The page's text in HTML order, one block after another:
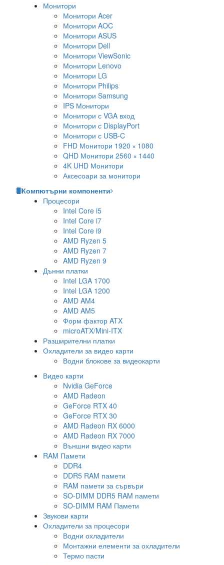
Монитори
Монитори Acer
Монитори AOC
Монитори ASUS
Монитори Dell
Монитори ViewSonic
Монитори Lenovo
Монитори LG
Монитори Philips
Монитори Samsung
IPS Монитори
Монитори с VGA вход
Монитори с DisplayPort
Монитори с USB-C
FHD Монитори 1920 × 1080
QHD Монитори 2560 × 1440
4K UHD Монитори
Аксесоари за монитори
Компютърни компоненти
Процесори
Intel Core i5
Intel Core i7
Intel Core i9
AMD Ryzen 5
AMD Ryzen 7
AMD Ryzen 9
Дънни платки
Intel LGA 1700
Intel LGA 1200
AMD AM4
AMD AM5
Форм фактор ATX
microATX/Mini-ITX
Разширителни платки
Охладители за видео карти
Водни блокове за видеокарти
Видео карти
Nvidia GeForce
AMD Radeon
GeForce RTX 40
GeForce RTX 30
AMD Radeon RX 6000
AMD Radeon RX 7000
Външни видео карти
RAM Памети
DDR4
DDR5 RAM памети
RAM памети за сървъри
SO-DIMM DDR5 RAM памети
SO-DIMM RAM Памети
Звукови карти
Охладители за процесори
Водни охладители
Монтажни елементи за охладители
Термо пасти